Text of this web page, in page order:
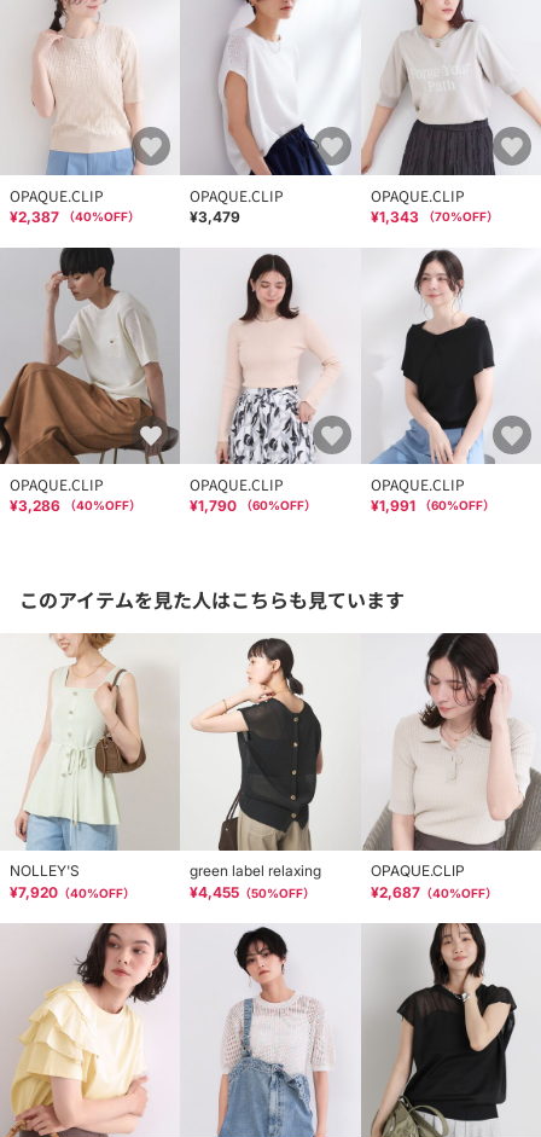
OPAQUE.CLIP
¥2,387 （40%OFF）
OPAQUE.CLIP
¥3,479
OPAQUE.CLIP
¥1,343 （70%OFF）
OPAQUE.CLIP
¥3,286 （40%OFF）
OPAQUE.CLIP
¥1,790 （60%OFF）
OPAQUE.CLIP
¥1,991 （60%OFF）